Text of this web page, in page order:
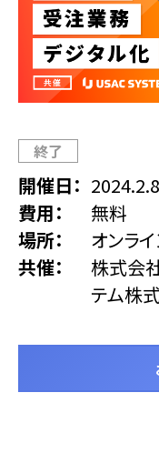
終了
開催日
費用
無料
場所
オンラ
共催
株式会
テム株